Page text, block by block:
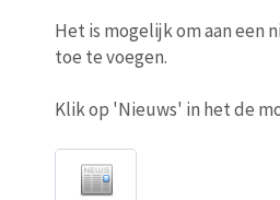
Het is mogelijk om aan een
toe te voegen.
Klik op 'Nieuws' in het de